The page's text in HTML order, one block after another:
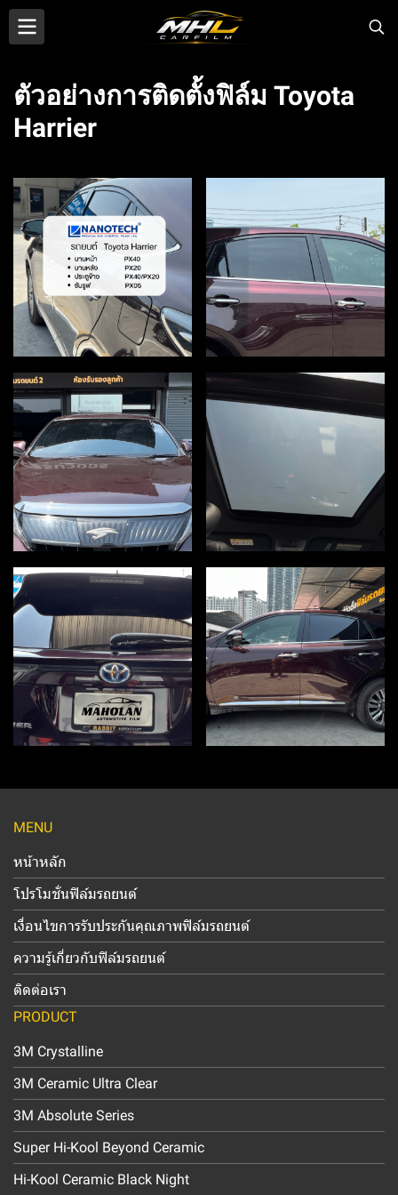
ตัวอย่างการติดตั้งฟิล์ม Toyota
Harrier
MENU
หน้าหลัก
โปรโมชั่นฟิล์มรถยนต์
เงื่อนไขการรับประกันคุณภาพฟิล์มรถยนต์
ความรู้เกี่ยวกับฟิล์มรถยนต์
ติดต่อเรา
PRODUCT
3M Crystalline
3M Ceramic Ultra Clear
3M Absolute Series
Super Hi-Kool Beyond Ceramic
Hi-Kool Ceramic Black Night